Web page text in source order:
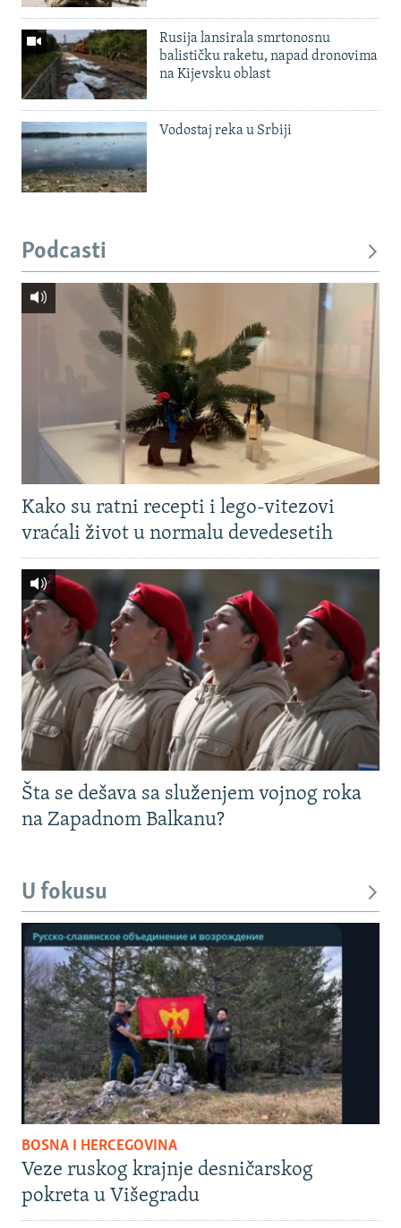
Rusija lansirala smrtonosnu
balističku raketu, napad dronovima
na Kijevsku oblast
Vodostaj reka u Srbiji
Podcasti
Kako su ratni recepti i lego-vitezovi
vraćali život u normalu devedesetih
Šta se dešava sa služenjem vojnog roka
na Zapadnom Balkanu?
U fokusu
BOSNA I HERCEGOVINA
Veze ruskog krajnje desničarskog
pokreta u Višegradu